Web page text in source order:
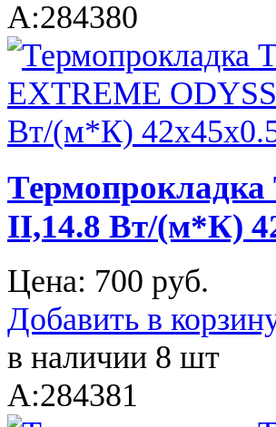
A:284380
II,14.8 Вт/(м*К)
Цена: 700 руб.
Добавить в
в наличии 8 шт
A:284381